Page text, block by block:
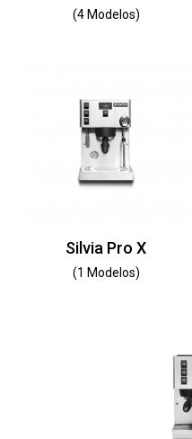
(4 Modelos)
Silvia Pro X
(1 Modelos)